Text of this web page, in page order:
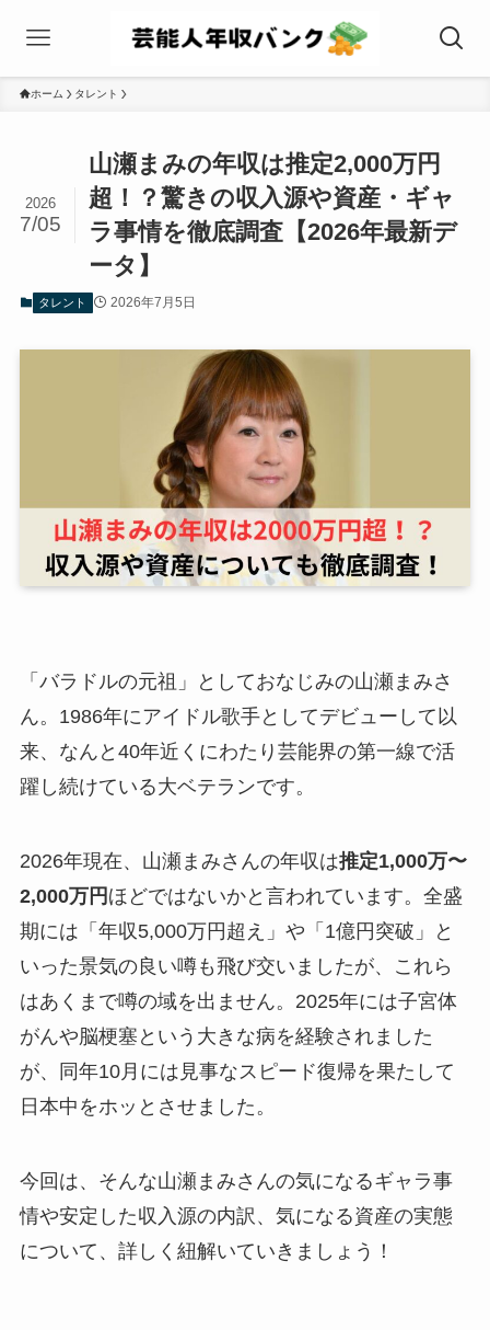
ホーム タレント
山瀬まみの年収は推定2,000万円
超！？驚きの収入源や資産・ギャ
ラ事情を徹底調査【2026年最新デ
ータ】
2026
7/05
タレント 2026年7月5日
「バラドルの元祖」としておなじみの山瀬まみさ
ん。1986年にアイドル歌手としてデビューして以
来、なんと40年近くにわたり芸能界の第一線で活
躍し続けている大ベテランです。
2026年現在、山瀬まみさんの年収は推定1,000万〜
2,000万円 ほどではないかと言われています。全盛
期には「年収5,000万円超え」や「1億円突破」と
いった景気の良い噂も飛び交いましたが、これら
はあくまで噂の域を出ません。2025年には子宮体
がんや脳梗塞という大きな病を経験されました
が、同年10月には見事なスピード復帰を果たして
日本中をホッとさせました。
今回は、そんな山瀬まみさんの気になるギャラ事
情や安定した収入源の内訳、気になる資産の実態
について、詳しく紐解いていきましょう！